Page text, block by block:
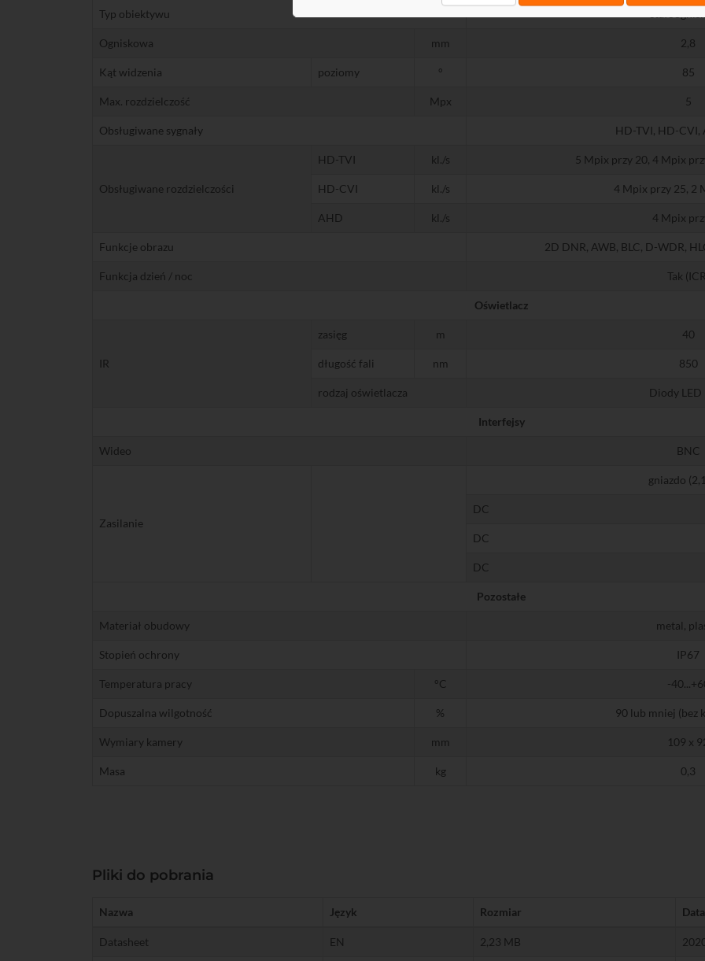
Typ obiektywu
Ogniskowa mm 2,8
Kąt widzenia poziomy ° 85
Max. rozdzielczość Mpx 5
Obsługiwane sygnały HD-TVI, HD-CVI,
Obsługiwane rozdzielczości
HD-TVI kl./s 5 Mpix przy 20, 4 Mpix
HD-CVI kl./s 4 Mpix przy 25, 2
AHD kl./s 4 Mpix
Funkcje obrazu 2D DNR, AWB, BLC, D-WDR,
Funkcja dzień / noc Tak
Oświetlacz
IR
zasięg m 40
długość fali nm 850
rodzaj oświetlacza Diody LED
Interfejsy
Wideo BNC
Zasilanie
gniazdo
DC
DC
DC
Pozostałe
Materiał obudowy metal,
Stopień ochrony IP67
Temperatura pracy °C -
Dopuszalna wilgotność % 90 lub mniej (bez
Wymiary kamery mm 109 x
Masa kg 0,3
Pliki do pobrania
Nazwa Język Rozmiar Data
Datasheet EN 2,23 MB